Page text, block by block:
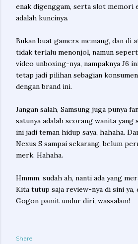
enak digenggam, serta slot memori
adalah kuncinya.
Bukan buat gamers memang, dan di
tidak terlalu menonjol, namun
video unboxing-nya, nampaknya J6
tetap jadi pilihan sebagian
dengan brand ini.
Jangan salah, Samsung juga punya
satunya adalah seorang wanita yang
ini jadi teman hidup saya, hahaha.
Nexus S sampai sekarang, belum
merk. Hahaha.
Hmmm, sudah ah, nanti ada yang
Kita tutup saja review-nya di sini ya,
Gogon pamit undur diri, wassalam!
Share